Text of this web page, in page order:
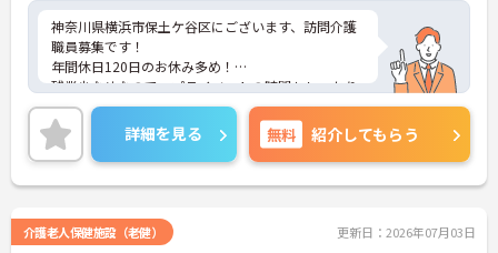
ムの支援を受けながら業務に取り組めます
神奈川県横浜市保土ケ谷区にございます、訪問介護
職員募集です！
年間休日120日のお休み多め！
残業少なめなので、プライベートの時間もしっかり
確保できますよ◎
ご興味ある方には、面接対策ポイントなど、さらに
詳細をお話しいたしますのでお気軽にご相談くださ
い！
詳細を見る 無料 紹介してもらう
介護老人保健施設（老健） 更新日：2026年07月03日